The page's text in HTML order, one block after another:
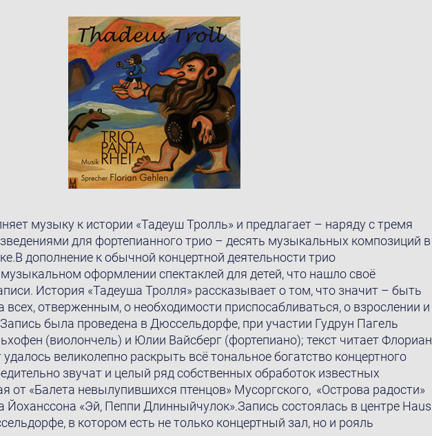
музыку к истории «Тадеуш Тролль» и предлагает – наряду с тремя
для фортепианного трио – десять музыкальных композиций в
дополнение к обычной концертной деятельности трио
оформлении спектаклей для детей, что нашло своё
История «Тадеушa Тролля» рассказывает о том, что значит – быть
отверженным, o необходимости приспосабливаться, о взрослении и
была проведена в Дюссельдорфе, при участии Гудрун Пагель
(виолончель) и Юлии Вайсберг (фортепиано); текст читает Флориан
великолепно раскрыть всё тональнoe богатство концертного
звучат и целый ряд собственныx обработок известных
от «Балета невылупившихся птенцов» Мусоргского, «Oстрова радости»
Йоханссона «Эй, Пеппи Длинныйчулок».Запись состоялась в центре Haus
в котором есть не только концертный зал, но и рояль